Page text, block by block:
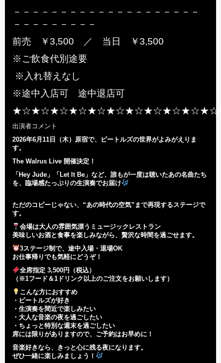
－－－－－－－－－－－－－－－－－－－－
－－－－－－－－－
前売 ￥3,500 ／ 当日 ￥3,500
※ご飲食代別途要
※入れ替えなし
※途中入店可 途中退店可
出演者コメント
2026年6月11日（木）原宿で、ビートルズの世界がよみがえりま
す。
The Walrus Live 開催決定！
「Hey Jude」「Let It Be」など、誰もが一度は聴いたあの名曲たち
を、 臨場感たっぷりの生演奏でお届け
ただのコピーじゃない、“あの時代の空気”まで再現するステージで
す。
会場は大人の雰囲気漂うミュージックレストラン
美味しいお酒と食事を楽しみながら、贅沢な時間を過ごせます。
3ステージ制で、途中入場・退場OK
お仕事帰りでも気軽にどうぞ！
全席指定 3,500円（税込）
（※1フード＆1ドリンク以上のご注文をお願いします）
こんな方におすすめ
・ビートルズが好き
・生演奏を間近で楽しみたい
・大人な音楽の夜を過ごしたい
・ちょっと特別な週末を過ごしたい
席には限りがありますので、ご予約はお早めに！
音楽好きなら、きっと心に残る夜になります。
ぜひ一緒に楽しみましょう！